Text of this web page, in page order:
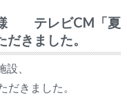
様 テレビCM「夏
きました。
、
きました。